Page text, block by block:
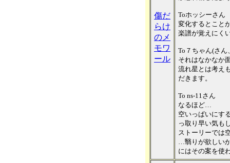
傷だ
らけ
のメ
モワ
ール
Toホッシーさん
変化するとこと
楽譜が覚えにく
To７ちゃん(さ
それはなかなか
流れ星とは考え
だきます。
To ns-11さん
なるほど…
空いっぱいにす
っ取り早い気も
ストーリーでは
…翳りが欲しい
にはその案を使